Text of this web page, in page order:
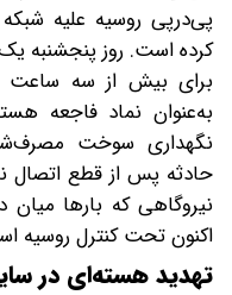
پی‌درپی روسیه علیه
کرده است. روز پنجشنبه یک
به‌عنوان نماد فاجعه
نگهداری سوخت
حادثه پس از قطع اتصال
نیروگاهی که بارها
اکنون تحت کنترل روسیه
تهدید هسته‌ای در